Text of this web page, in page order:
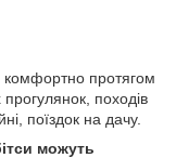
комфортно протягом
походів
поїздок на дачу.
можуть